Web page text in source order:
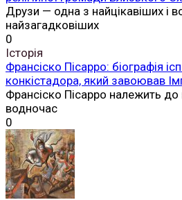
Друзи — одна з найцікавіших і
найзагадковіших
0
Історія
Франсіско Пісарро: біографія
конкістадора, який завоював
Франсіско Пісарро належить до
водночас
0